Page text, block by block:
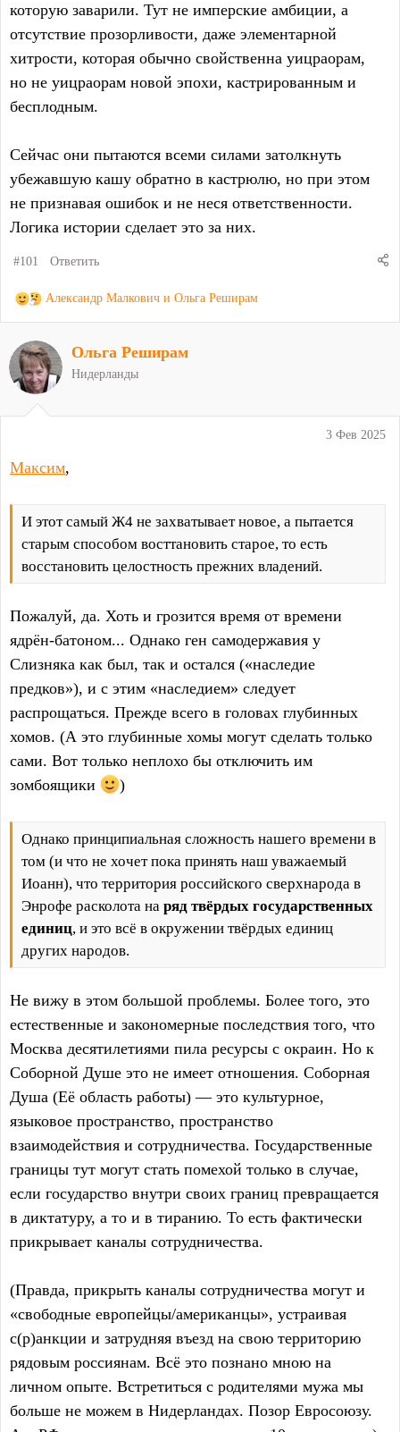
которую заварили. Тут не имперские амбиции, а
отсутствие прозорливости, даже элементарной
хитрости, которая обычно свойственна уицраорам,
но не уицраорам новой эпохи, кастрированным и
бесплодным.
Сейчас они пытаются всеми силами затолкнуть
убежавшую кашу обратно в кастрюлю, но при этом
не признавая ошибок и не неся ответственности.
Логика истории сделает это за них.
#101 Ответить
Р
к
ц
и
Александр Малкович и Ольга Реширам
3 Фев 2025
Максим,
И этот самый Ж4 не захватывает новое, а пытается
старым способом восттановить старое, то есть
восстановить целостность прежних владений.
Пожалуй, да. Хоть и грозится время от времени
ядрён-батоном... Однако ген самодержавия у
Слизняка как был, так и остался («наследие
предков»), и с этим «наследием» следует
распрощаться. Прежде всего в головах глубинных
хомов. (А это глубинные хомы могут сделать только
сами. Вот только неплохо бы отключить им
зомбоящики
)
Однако принципиальная сложность нашего времени в
том (и что не хочет пока принять наш уважаемый
Иоанн), что территория российского сверхнарода в
Энрофе расколота на ряд твёрдых государственных
единиц, и это всё в окружении твёрдых единиц
других народов.
Не вижу в этом большой проблемы. Более того, это
естественные и закономерные последствия того, что
Москва десятилетиями пила ресурсы с окраин. Но к
Соборной Душе это не имеет отношения. Соборная
Душа (Её область работы) — это культурное,
языковое пространство, пространство
взаимодействия и сотрудничества. Государственные
границы тут могут стать помехой только в случае,
если государство внутри своих границ превращается
в диктатуру, а то и в тиранию. То есть фактически
прикрывает каналы сотрудничества.
(Правда, прикрыть каналы сотрудничества могут и
«свободные европейцы/американцы», устраивая
с(р)анкции и затрудняя въезд на свою территорию
рядовым россиянам. Всё это познано мною на
личном опыте. Встретиться с родителями мужа мы
больше не можем в Нидерландах. Позор Евросоюзу.
Ольга Реширам
Нидерланды